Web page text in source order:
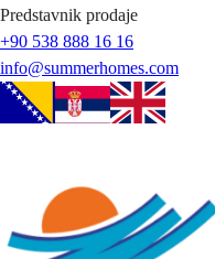
Predstavnik prodaje
+90 538 888 16 16
info@summerhomes.com